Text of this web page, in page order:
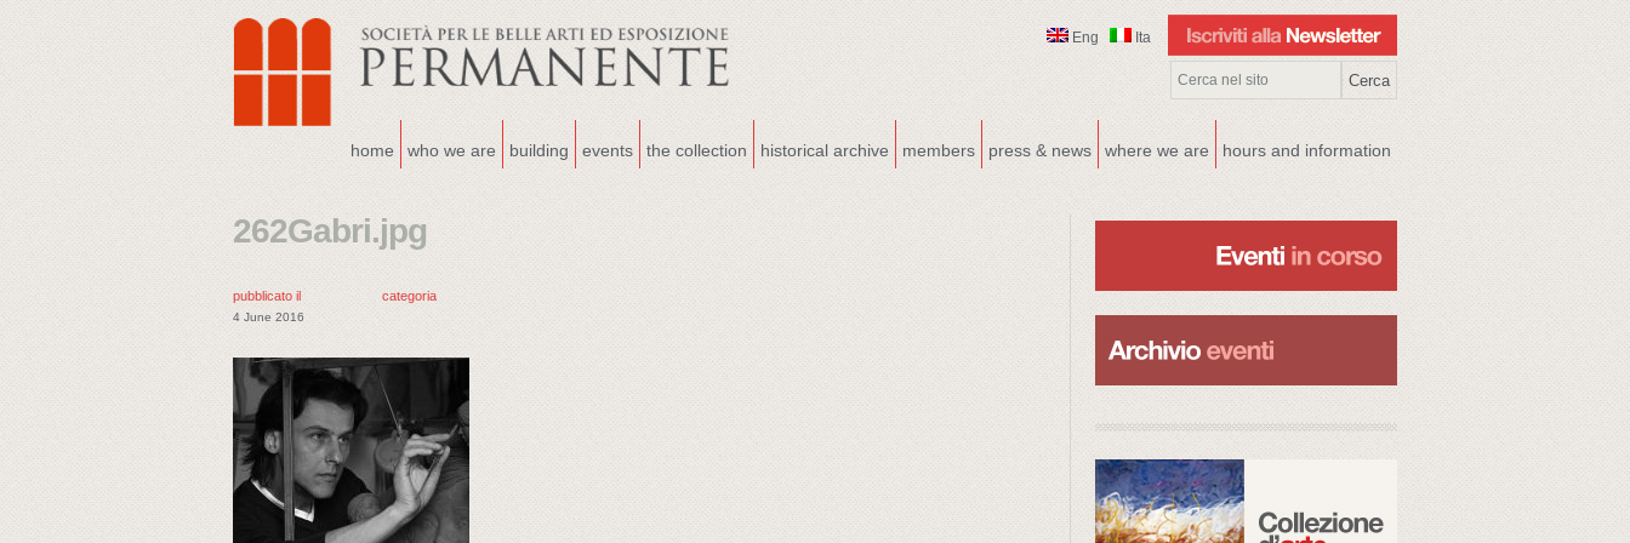
Eng Ita
home who we are building events the collection historical archive members press & news where we are hours and information
262Gabri.jpg
pubblicato il
4 June 2016
categoria